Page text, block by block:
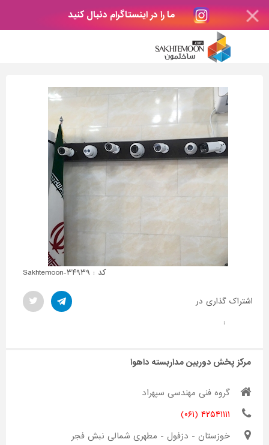
ما را در اینستاگرام دنبال کنید
کد : Sakhtemoon-۳۴۹۳۹
اشتراک گذاری در
:
مرکز پخش دوربین مداربسته داهوا
گروه فنی مهندسی سپهراد
۴۲۵۴۱۱۱۱ (۰۶۱)
خوزستان - دزفول - مطهری شمالی نبش فجر